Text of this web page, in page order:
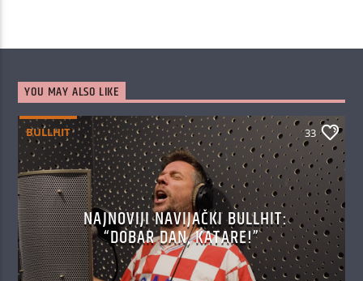
YOU MAY ALSO LIKE
BULLHIT 33
NAJNOVIJI NAVIJAČKI BULLHIT:
“DOBAR DAN, KATARE!”